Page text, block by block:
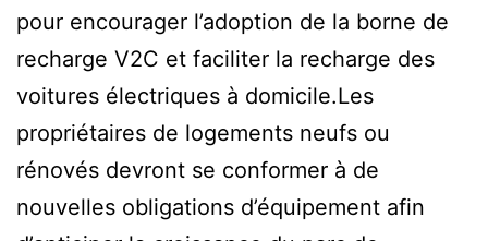
pour encourager l’adoption de la borne de
recharge V2C et faciliter la recharge des
voitures électriques à domicile.Les
propriétaires de logements neufs ou
rénovés devront se conformer à de
nouvelles obligations d’équipement afin